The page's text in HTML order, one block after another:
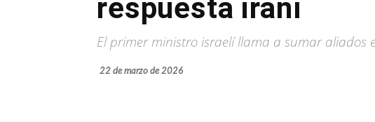
respuesta iraní
El primer ministro israelí llama a sumar aliados
22 de marzo de 2026